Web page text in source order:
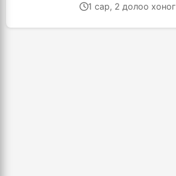
1 сар, 2 долоо хоног